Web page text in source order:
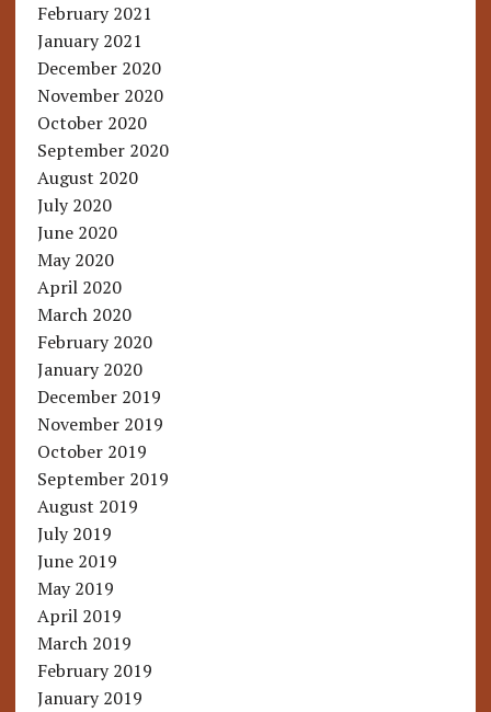
February 2021
January 2021
December 2020
November 2020
October 2020
September 2020
August 2020
July 2020
June 2020
May 2020
April 2020
March 2020
February 2020
January 2020
December 2019
November 2019
October 2019
September 2019
August 2019
July 2019
June 2019
May 2019
April 2019
March 2019
February 2019
January 2019